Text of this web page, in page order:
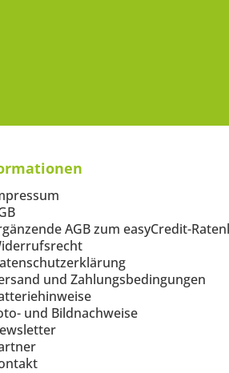
AGB zum easyCredit-
und Zahlungsbedingungen
und Bildnachweise